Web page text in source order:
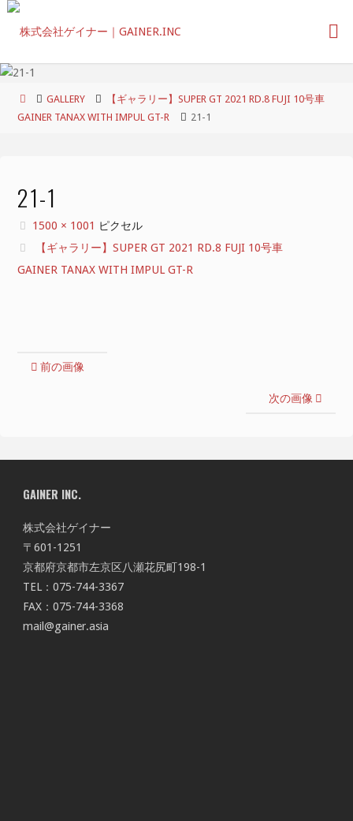
コ
ン
ホ
ー
GALLERY
【ギャラリー】SUPER GT 2021 RD.8 FUJI 10号車
GAINER TANAX WITH IMPUL GT-R
21-1
21-1
フ
ル
サ
1500 × 1001 ピクセル
【ギャラリー】SUPER GT 2021 RD.8 FUJI 10号車
GAINER TANAX WITH IMPUL GT-R
前の画像
次の画像
GAINER INC.
株式会社ゲイナー
〒601-1251
京都府京都市左京区八瀬花尻町198-1
TEL：075-744-3367
FAX：075-744-3368
mail@gainer.asia